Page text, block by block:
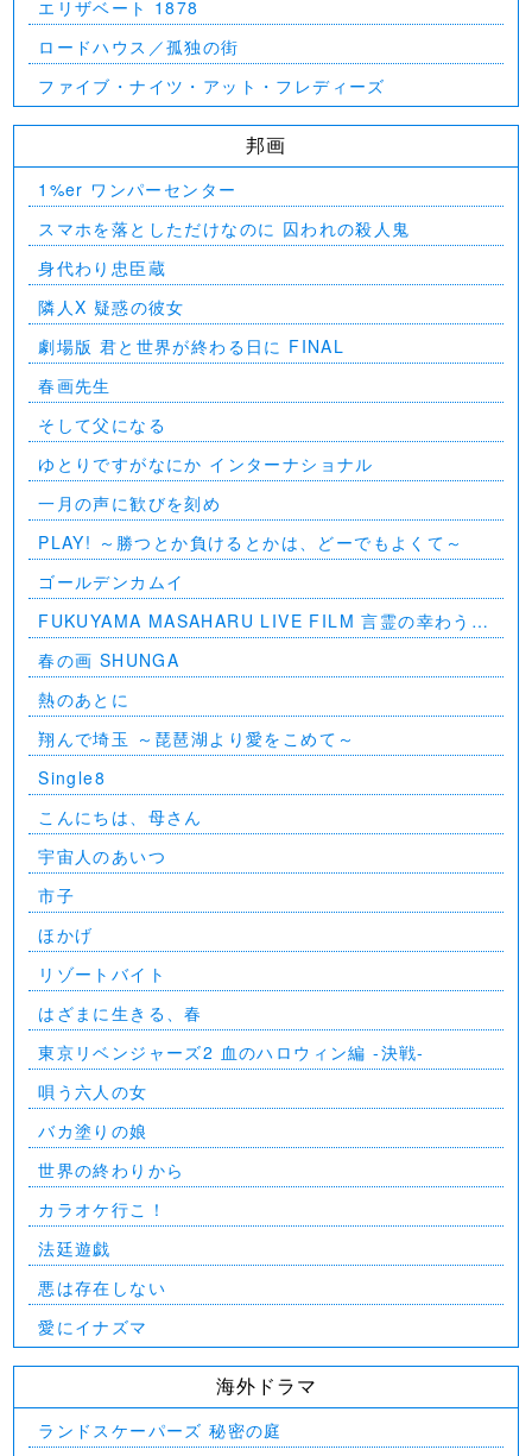
エリザベート 1878
ロードハウス／孤独の街
ファイブ・ナイツ・アット・フレディーズ
邦画
1%er ワンパーセンター
スマホを落としただけなのに 囚われの殺人鬼
身代わり忠臣蔵
隣人X 疑惑の彼女
劇場版 君と世界が終わる日に FINAL
春画先生
そして父になる
ゆとりですがなにか インターナショナル
一月の声に歓びを刻め
PLAY! ～勝つとか負けるとかは、どーでもよくて～
ゴールデンカムイ
FUKUYAMA MASAHARU LIVE FILM 言霊の幸わう夏
@NIPPON BUDOKAN 2023
春の画 SHUNGA
熱のあとに
翔んで埼玉 ～琵琶湖より愛をこめて～
Single8
こんにちは、母さん
宇宙人のあいつ
市子
ほかげ
リゾートバイト
はざまに生きる、春
東京リベンジャーズ2 血のハロウィン編 -決戦-
唄う六人の女
バカ塗りの娘
世界の終わりから
カラオケ行こ！
法廷遊戯
悪は存在しない
愛にイナズマ
海外ドラマ
ランドスケーパーズ 秘密の庭